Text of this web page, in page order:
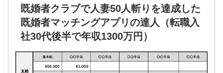
既婚者クラブで人妻50人斬りを達成した
既婚者マッチングアプリの達人（転職入
社30代後半で年収1300万円）